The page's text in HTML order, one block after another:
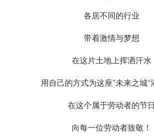
各居不同的行业
带着激情与梦想
在这片土地上挥洒汗水
用自己的方式为这座“未来之城”
在这个属于劳动者的节日
向每一位劳动者致敬！